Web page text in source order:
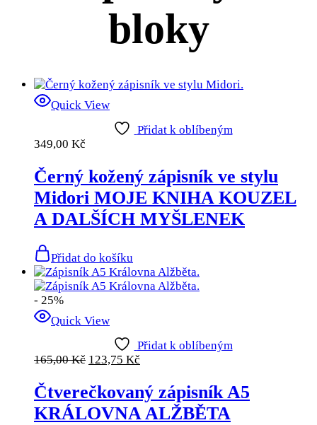
bloky
Quick View
Přidat k oblíbeným
349,00 Kč
Černý kožený zápisník ve stylu
Midori MOJE KNIHA KOUZEL
A DALŠÍCH MYŠLENEK
Přidat do košíku
- 25%
Quick View
Přidat k oblíbeným
165,00Kč 123,75 Kč
Čtverečkovaný zápisník A5
KRÁLOVNA ALŽBĚTA